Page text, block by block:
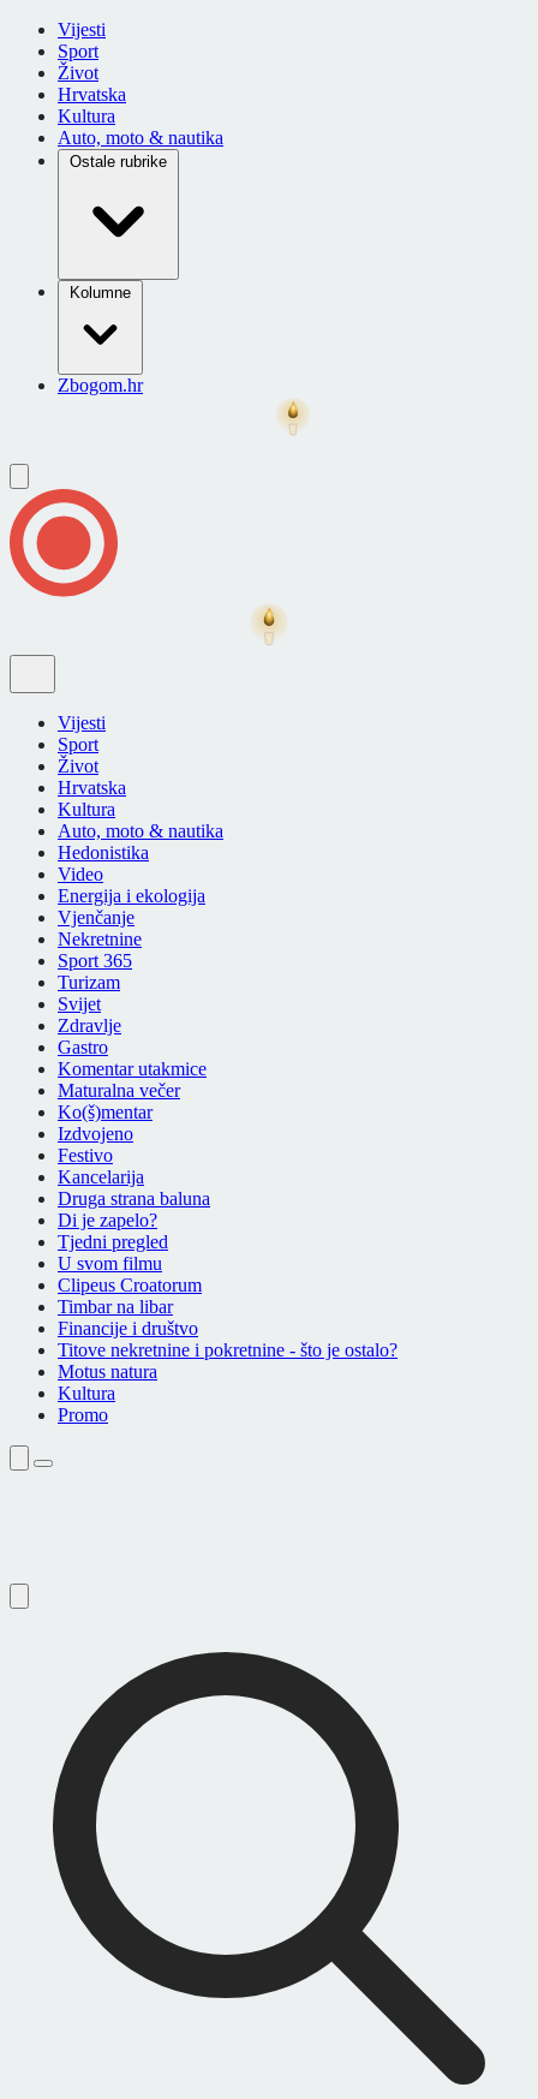
Vijesti
Sport
Život
Hrvatska
Kultura
Auto, moto & nautika
Ostale rubrike
Kolumne
Zbogom.hr
Vijesti
Sport
Život
Hrvatska
Kultura
Auto, moto & nautika
Hedonistika
Video
Energija i ekologija
Vjenčanje
Nekretnine
Sport 365
Turizam
Svijet
Zdravlje
Gastro
Komentar utakmice
Maturalna večer
Ko(š)mentar
Izdvojeno
Festivo
Kancelarija
Druga strana baluna
Di je zapelo?
Tjedni pregled
U svom filmu
Clipeus Croatorum
Timbar na libar
Financije i društvo
Titove nekretnine i pokretnine - što je ostalo?
Motus natura
Kultura
Promo